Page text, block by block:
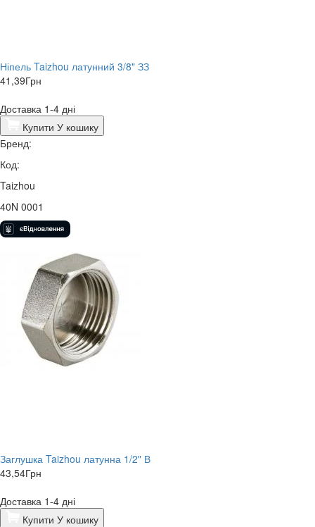
Ніпель Taizhou латунний 3/8" ЗЗ
41,39Грн
Доставка 1-4 дні
Купити У кошику
Бренд:
Код:
Taizhou
40N 0001
Заглушка Taizhou латунна 1/2" В
43,54Грн
Доставка 1-4 дні
Купити У кошику